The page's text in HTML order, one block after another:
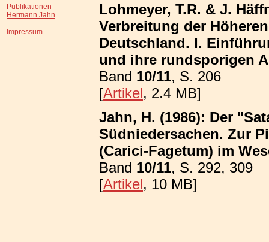
Publikationen
Hermann Jahn
Impressum
Lohmeyer, T.R. & J.
Verbreitung der
Deutschland. I.
und ihre rundsporigen
Band 10/11, S. 206
[Artikel, 2.4 MB]
Jahn, H. (1986): Der
Südniedersachen. Zur
(Carici-Fagetum) im
Band 10/11, S. 292, 309
[Artikel, 10 MB]